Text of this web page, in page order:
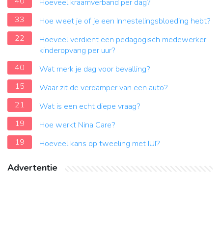
Hoeveel kraamverband per dag?
33
Hoe weet je of je een Innestelingsbloeding hebt?
22
Hoeveel verdient een pedagogisch medewerker
kinderopvang per uur?
40
Wat merk je dag voor bevalling?
15
Waar zit de verdamper van een auto?
21
Wat is een echt diepe vraag?
19
Hoe werkt Nina Care?
19
Hoeveel kans op tweeling met IUI?
Advertentie